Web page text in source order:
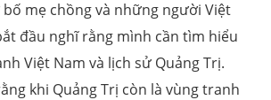
mẹ chồng và những người Việt
đầu nghĩ rằng mình cần tìm hiểu
Việt Nam và lịch sử Quảng Trị.
khi Quảng Trị còn là vùng tranh